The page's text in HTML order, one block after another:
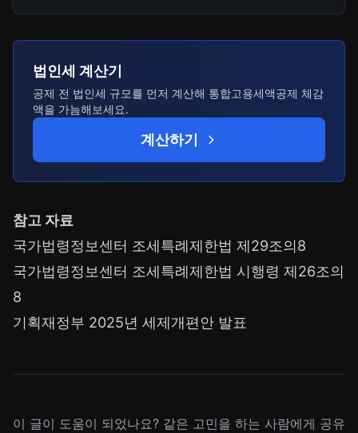
법인세 계산기
공제 전 법인세 규모를 먼저 계산해 통합고용세액공제 체감
액을 가늠해보세요.
계산하기
참고 자료
국가법령정보센터 조세특례제한법 제29조의8
국가법령정보센터 조세특례제한법 시행령 제26조의
8
기획재정부 2025년 세제개편안 발표
이 글이 도움이 되었나요? 같은 고민을 하는 사람에게 공유